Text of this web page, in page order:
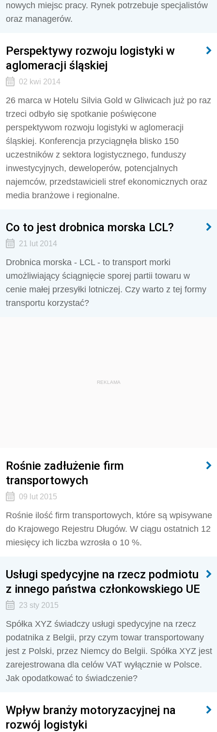
nowych miejsc pracy. Rynek potrzebuje specjalistów
oraz managerów.
Perspektywy rozwoju logistyki w
aglomeracji śląskiej
02 kwi 2014
26 marca w Hotelu Silvia Gold w Gliwicach już po raz
trzeci odbyło się spotkanie poświęcone
perspektywom rozwoju logistyki w aglomeracji
śląskiej. Konferencja przyciągnęła blisko 150
uczestników z sektora logistycznego, funduszy
inwestycyjnych, deweloperów, potencjalnych
najemców, przedstawicieli stref ekonomicznych oraz
media branżowe i regionalne.
Co to jest drobnica morska LCL?
21 lut 2014
Drobnica morska - LCL - to transport morki
umożliwiający ściągnięcie sporej partii towaru w
cenie małej przesyłki lotniczej. Czy warto z tej formy
transportu korzystać?
REKLAMA
Rośnie zadłużenie firm
transportowych
09 lut 2015
Rośnie ilość firm transportowych, które są wpisywane
do Krajowego Rejestru Długów. W ciągu ostatnich 12
miesięcy ich liczba wzrosła o 10 %.
Usługi spedycyjne na rzecz podmiotu
z innego państwa członkowskiego UE
23 sty 2015
Spółka XYZ świadczy usługi spedycyjne na rzecz
podatnika z Belgii, przy czym towar transportowany
jest z Polski, przez Niemcy do Belgii. Spółka XYZ jest
zarejestrowana dla celów VAT wyłącznie w Polsce.
Jak opodatkować to świadczenie?
Wpływ branży motoryzacyjnej na
rozwój logistyki